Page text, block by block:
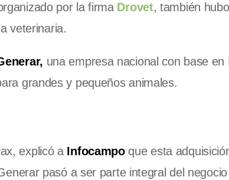
por la firma Drovet, también
veterinaria.
una empresa nacional con base en
grandes y pequeños animales.
explicó a Infocampoque esta
pasó a ser parte integral del